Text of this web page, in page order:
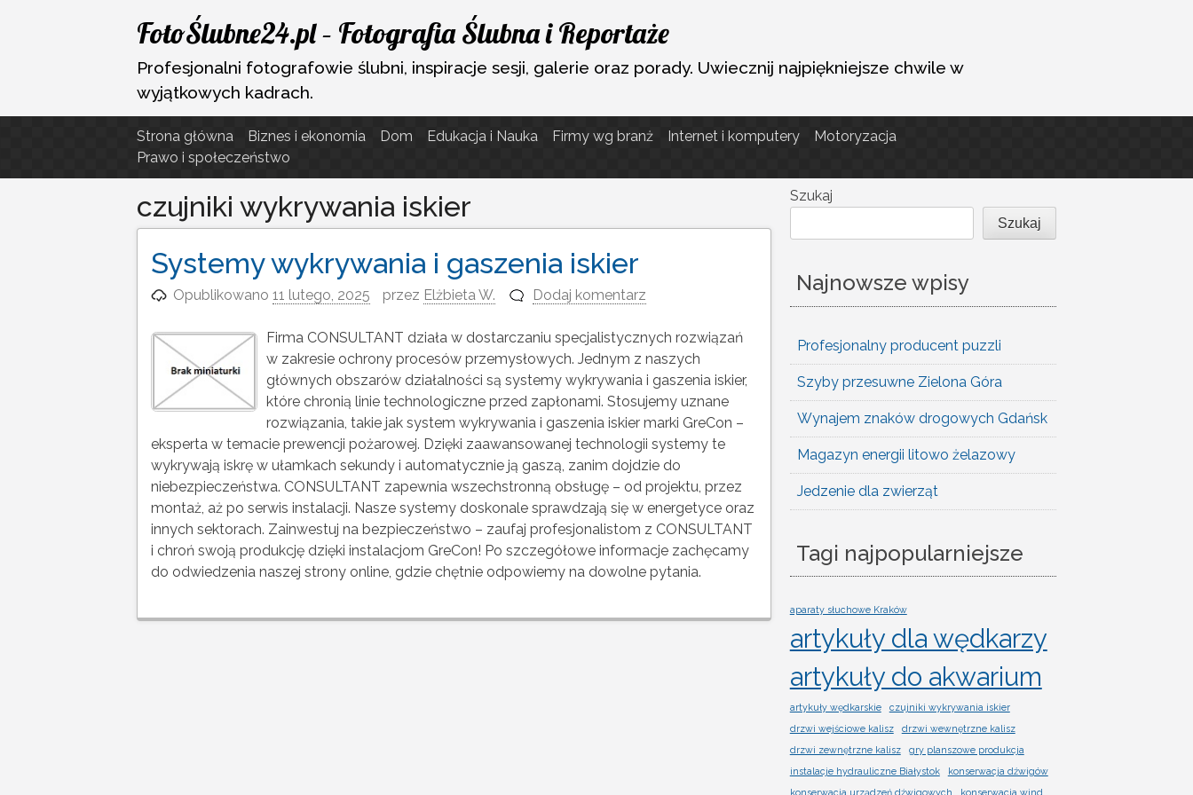
Przejdź
do
treści
FotoŚlubne24.pl – Fotografia Ślubna i Reportaże
Profesjonalni fotografowie ślubni, inspiracje sesji, galerie oraz porady. Uwiecznij najpiękniejsze chwile w
wyjątkowych kadrach.
Strona główna Biznes i ekonomia Dom Edukacja i Nauka Firmy wg branż Internet i komputery
Motoryzacja
Prawo i społeczeństwo
czujniki wykrywania iskier
Systemy wykrywania i gaszenia iskier
Opublikowano11 lutego, 2025 przez Elżbieta W. Dodaj komentarz
Firma CONSULTANT działa w dostarczaniu specjalistycznych rozwiązań
w zakresie ochrony procesów przemysłowych. Jednym z naszych
głównych obszarów działalności są systemy wykrywania i gaszenia iskier,
które chronią linie technologiczne przed zapłonami. Stosujemy uznane
rozwiązania, takie jak system wykrywania i gaszenia iskier marki GreCon –
eksperta w temacie prewencji pożarowej. Dzięki zaawansowanej technologii systemy te
wykrywają iskrę w ułamkach sekundy i automatycznie ją gaszą, zanim dojdzie do
niebezpieczeństwa. CONSULTANT zapewnia wszechstronną obsługę – od projektu, przez
montaż, aż po serwis instalacji. Nasze systemy doskonale sprawdzają się w energetyce oraz
innych sektorach. Zainwestuj na bezpieczeństwo – zaufaj profesjonalistom z CONSULTANT
i chroń swoją produkcję dzięki instalacjom GreCon! Po szczegółowe informacje zachęcamy
do odwiedzenia naszej strony online, gdzie chętnie odpowiemy na dowolne pytania.
Szukaj
Szukaj
Najnowsze wpisy
Profesjonalny producent puzzli
Szyby przesuwne Zielona Góra
Wynajem znaków drogowych Gdańsk
Magazyn energii litowo żelazowy
Jedzenie dla zwierząt
Tagi najpopularniejsze
aparaty słuchowe Kraków
artykuły dla wędkarzy
artykuły do akwarium
artykuły wędkarskie
czujniki wykrywania iskier
drzwi wejściowe kalisz
drzwi wewnętrzne kalisz
drzwi zewnętrzne kalisz
gry planszowe produkcja
instalacje hydrauliczne Białystok
konserwacja dźwigów
konserwacja urządzeń dźwigowych
konserwacja wind